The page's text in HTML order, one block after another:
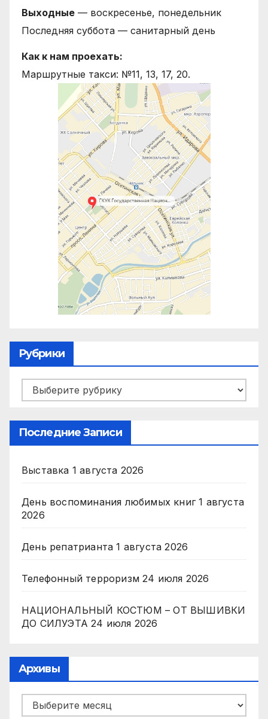
Выходные — воскресенье, понедельник
Последняя суббота — санитарный день
Как к нам проехать:
Маршрутные такси: №11, 13, 17, 20.
Рубрики
Рубрики
Последние Записи
Выставка 1 августа 2026
День воспоминания любимых книг 1 августа
2026
День репатрианта 1 августа 2026
Телефонный терроризм 24 июля 2026
НАЦИОНАЛЬНЫЙ КОСТЮМ – ОТ ВЫШИВКИ
ДО СИЛУЭТА 24 июля 2026
Архивы
Архивы